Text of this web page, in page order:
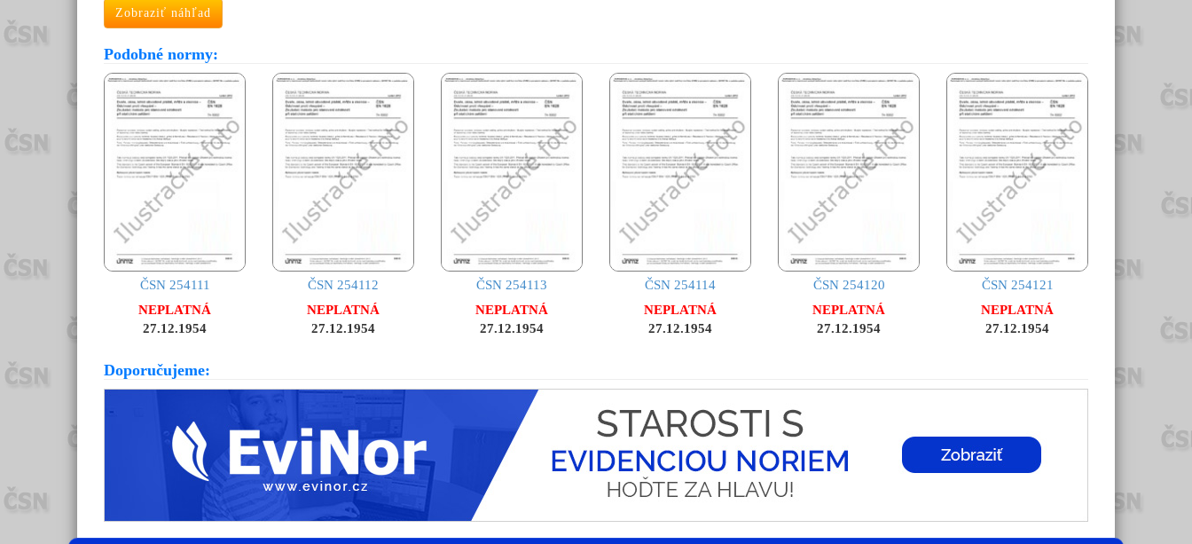
Zobraziť náhľad
Podobné normy:
ČSN 254111
NEPLATNÁ
27.12.1954
ČSN 254112
NEPLATNÁ
27.12.1954
ČSN 254113
NEPLATNÁ
27.12.1954
ČSN 254114
NEPLATNÁ
27.12.1954
ČSN 254120
NEPLATNÁ
27.12.1954
ČSN 254121
NEPLATNÁ
27.12.1954
Doporučujeme: